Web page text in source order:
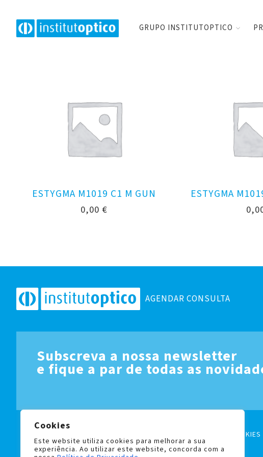
Cookies
Este website utiliza cookies para melhorar a sua
experiência. Ao utilizar este website, concorda com a
GRUPO INSTITUTOPTICO
ESTYGMA M1019 C1 M GUN
0,00 €
ESTYGMA
AGENDAR CONSULTA
Subscreva a nossa newsletter
e fique a par de todas as
POLÍTICA DE PRIVACIDADE E COOKIES